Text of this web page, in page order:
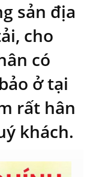
sản địa
cho
có
ở tại
rất hân
khách.